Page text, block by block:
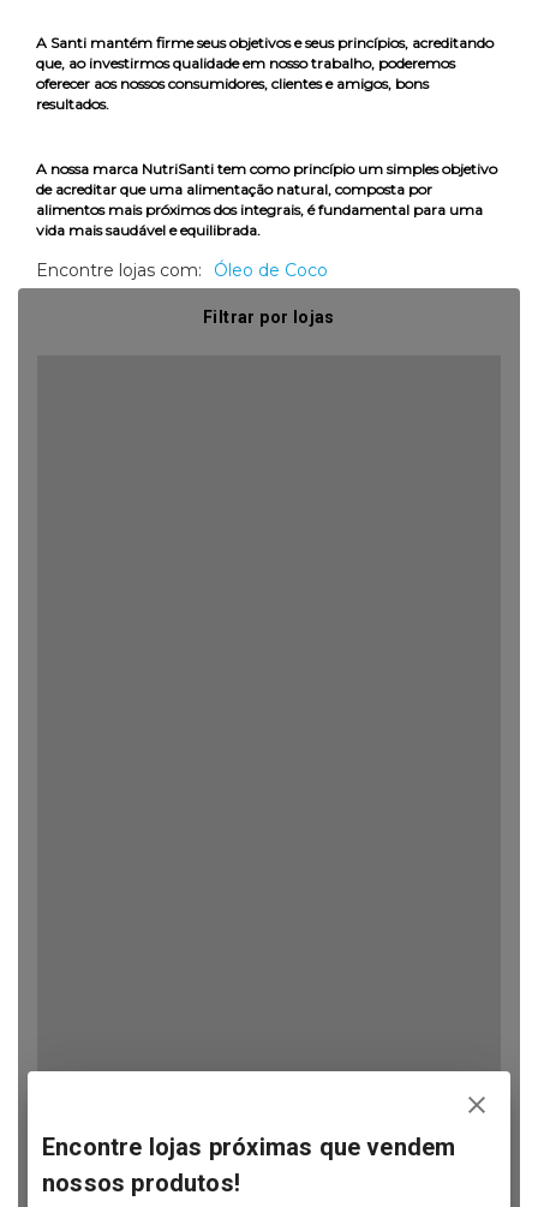
A Santi mantém firme seus objetivos e seus princípios, acreditando
que, ao investirmos qualidade em nosso trabalho, poderemos
oferecer aos nossos consumidores, clientes e amigos, bons
resultados.
A nossa marca NutriSanti tem como princípio um simples objetivo
de acreditar que uma alimentação natural, composta por
alimentos mais próximos dos integrais, é fundamental para uma
vida mais saudável e equilibrada.
Encontre lojas com: Óleo de Coco